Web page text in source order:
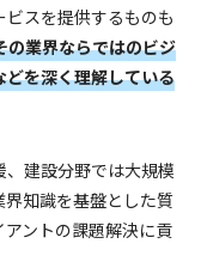
スを提供するものも
の業界ならではのビジ
を深く理解している
建設分野では大規模
知識を基盤とした質
ントの課題解決に貢